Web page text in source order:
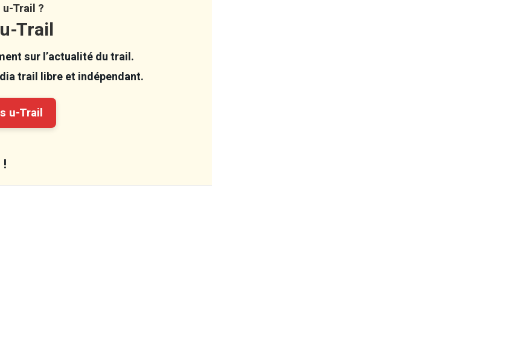
Trail ?
Trail
sur l’actualité du trail.
trail libre et indépendant.
u-Trail
!